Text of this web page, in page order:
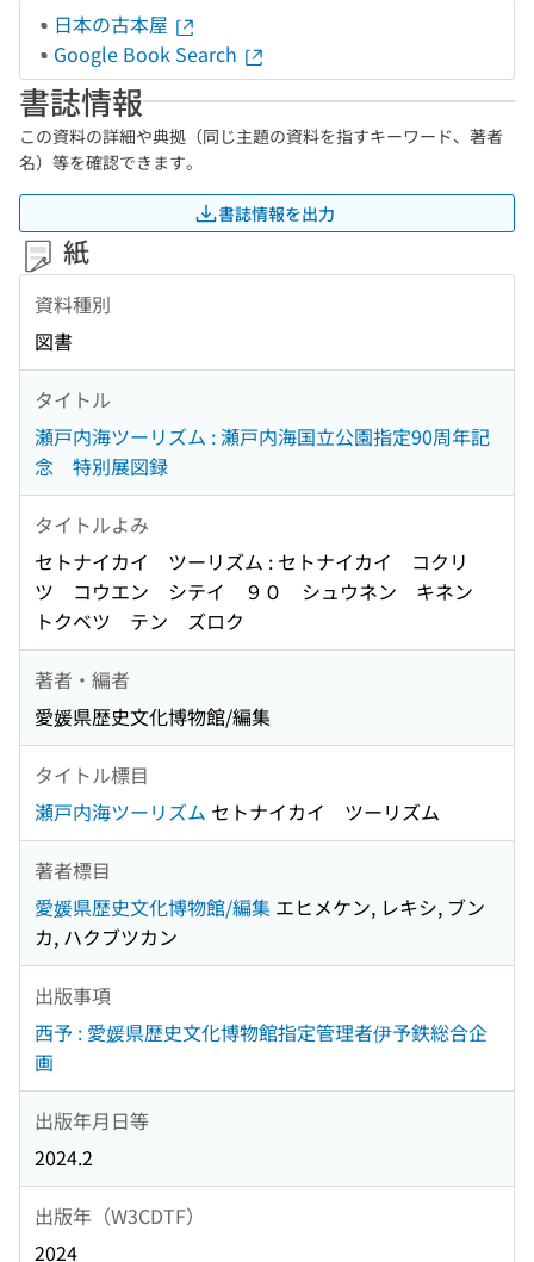
日本の古本屋
Google Book Search
書誌情報
この資料の詳細や典拠（同じ主題の資料を指すキーワード、著者
名）等を確認できます。
書誌情報を出力
紙
資料種別
図書
タイトル
瀬戸内海ツーリズム : 瀬戸内海国立公園指定90周年記
念 特別展図録
タイトルよみ
セトナイカイ ツーリズム : セトナイカイ コクリ
ツ コウエン シテイ ９０ シュウネン キネン
トクベツ テン ズロク
著者・編者
愛媛県歴史文化博物館/編集
タイトル標目
瀬戸内海ツーリズム セトナイカイ ツーリズム
著者標目
愛媛県歴史文化博物館/編集 エヒメケン, レキシ, ブン
カ, ハクブツカン
出版事項
西予 : 愛媛県歴史文化博物館指定管理者伊予鉄総合企
画
出版年月日等
2024.2
出版年（W3CDTF）
2024